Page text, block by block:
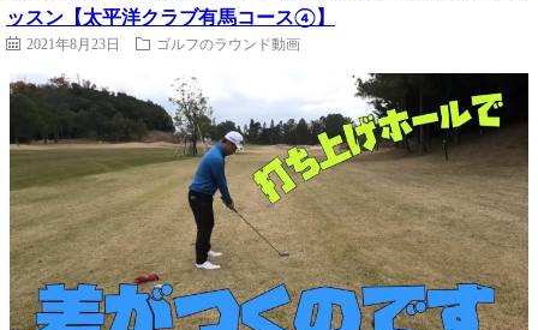
ッスン【太平洋クラブ有馬コース④】
2021年8月23日 ゴルフのラウンド動画